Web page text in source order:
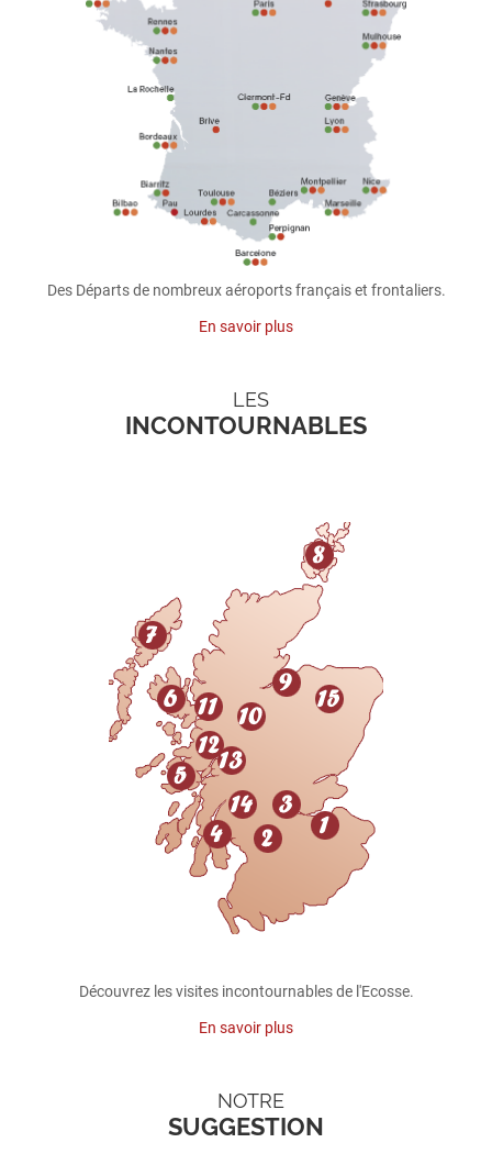
Des Départs de nombreux aéroports français et frontaliers.
En savoir plus
LES
INCONTOURNABLES
Découvrez les visites incontournables de l'Ecosse.
En savoir plus
NOTRE
SUGGESTION